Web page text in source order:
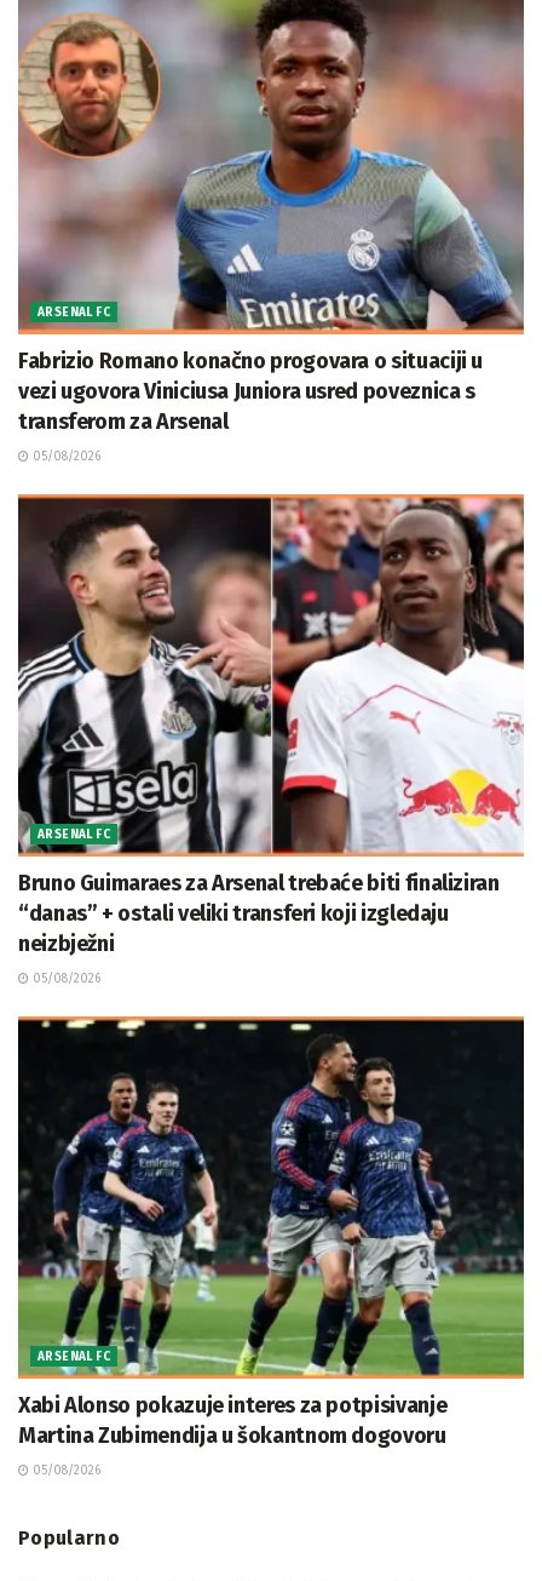
ARSENAL FC
Fabrizio Romano konačno progovara o situaciji u
vezi ugovora Viniciusa Juniora usred poveznica s
transferom za Arsenal
05/08/2026
ARSENAL FC
Bruno Guimaraes za Arsenal trebaće biti finaliziran
“danas” + ostali veliki transferi koji izgledaju
neizbježni
05/08/2026
ARSENAL FC
Xabi Alonso pokazuje interes za potpisivanje
Martina Zubimendija u šokantnom dogovoru
05/08/2026
Popularno